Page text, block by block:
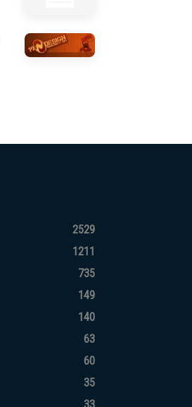
2529
1211
735
149
140
63
60
35